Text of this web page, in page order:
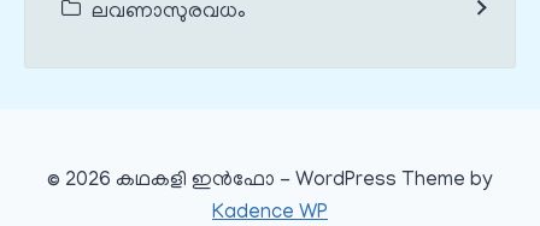
ലവണാസുരവധം
© 2026 കഥകളി ഇൻഫോ - WordPress Theme by
Kadence WP